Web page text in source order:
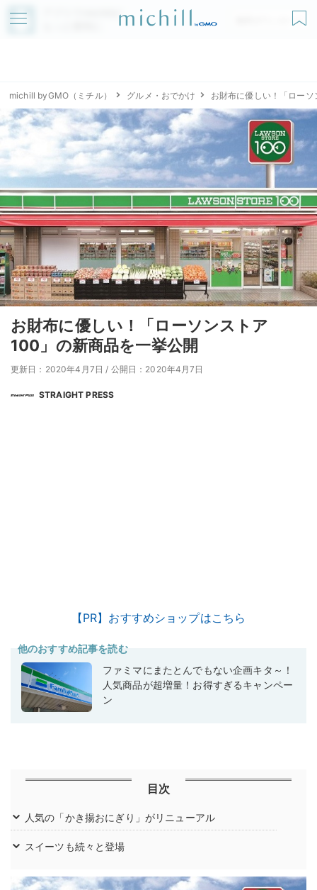
アプリでmichillが
無料ダウンロード
michill byGMO（ミチル） グルメ・おでかけ お財布に優しい！「ロー
お財布に優しい！「ローソンストア
100」の新商品を一挙公開
更新日：2020年4月7日 / 公開日：2020年4月7日
STRAIGHT PRESS
【PR】おすすめショップはこちら
他のおすすめ記事を読む
ファミマにまたとんでもない企画キタ～！
人気商品が超増量！お得すぎるキャンペー
ン
目次
人気の「かき揚おにぎり」がリニューアル
スイーツも続々と登場